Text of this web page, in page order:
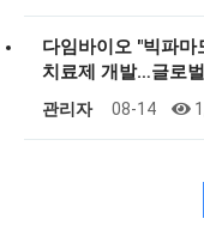
다임바이오 "빅파마
치료제 개발…글로
관리자 08-14